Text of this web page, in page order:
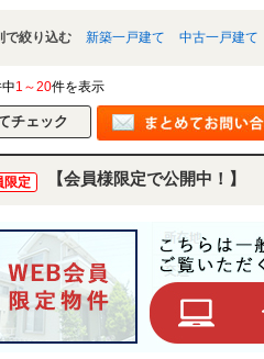
で絞り込む 新築一戸建て 中古一戸建て
1～20件を表示
限定 【会員様限定で公開中！】